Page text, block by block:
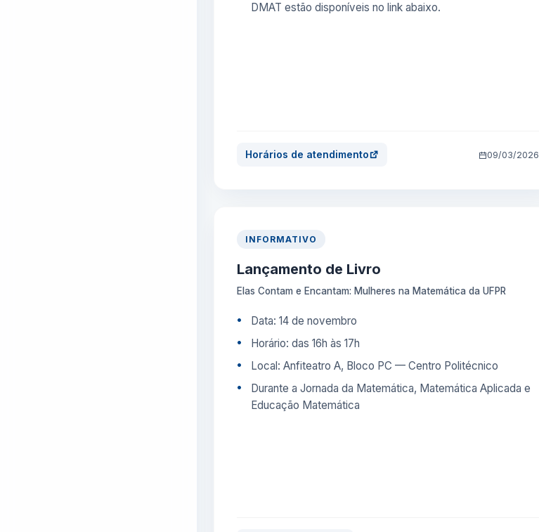
DMAT estão disponíveis no link abaixo.
Horários de atendimento 09/03/2026
INFORMATIVO
Lançamento de Livro
Elas Contam e Encantam: Mulheres na Matemática da UFPR
Data: 14 de novembro
Horário: das 16h às 17h
Local: Anfiteatro A, Bloco PC — Centro Politécnico
Durante a Jornada da Matemática, Matemática Aplicada e
Educação Matemática